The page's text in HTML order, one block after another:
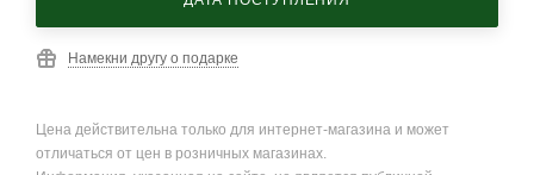
Намекни другу о подарке
Цена действительна только для интернет-магазина и может
отличаться от цен в розничных магазинах.